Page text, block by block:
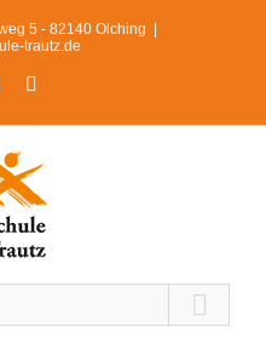
5 - 82140 Olching
trautz.de
Instagram